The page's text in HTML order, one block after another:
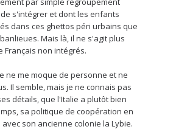
s'intégrer et dont les enfants
dans ces ghettos péri urbains que
Mais là, il ne s'agit plus
Français non intégrés.
ne me moque de personne et ne
Il semble, mais je ne connais pas
détails, que l'Italie a plutôt bien
sa politique de coopération en
son ancienne colonie la Lybie.